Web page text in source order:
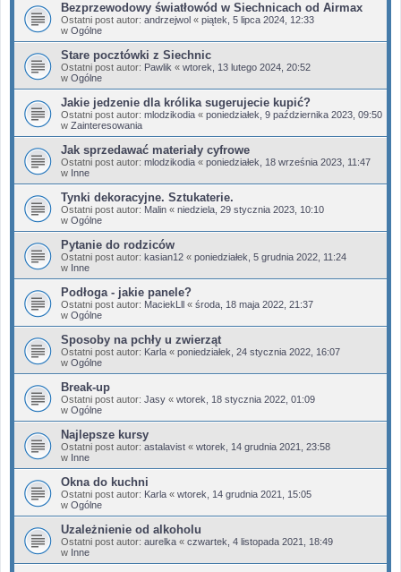
Bezprzewodowy światłowód w Siechnicach od Airmax
Ostatni post autor: andrzejwol « piątek, 5 lipca 2024, 12:33
w Ogólne
Stare pocztówki z Siechnic
Ostatni post autor: Pawlik « wtorek, 13 lutego 2024, 20:52
w Ogólne
Jakie jedzenie dla królika sugerujecie kupić?
Ostatni post autor: mlodzikodia « poniedziałek, 9 października 2023, 09:50
w Zainteresowania
Jak sprzedawać materiały cyfrowe
Ostatni post autor: mlodzikodia « poniedziałek, 18 września 2023, 11:47
w Inne
Tynki dekoracyjne. Sztukaterie.
Ostatni post autor: Malin « niedziela, 29 stycznia 2023, 10:10
w Ogólne
Pytanie do rodziców
Ostatni post autor: kasian12 « poniedziałek, 5 grudnia 2022, 11:24
w Inne
Podłoga - jakie panele?
Ostatni post autor: MaciekLll « środa, 18 maja 2022, 21:37
w Ogólne
Sposoby na pchły u zwierząt
Ostatni post autor: Karla « poniedziałek, 24 stycznia 2022, 16:07
w Ogólne
Break-up
Ostatni post autor: Jasy « wtorek, 18 stycznia 2022, 01:09
w Ogólne
Najlepsze kursy
Ostatni post autor: astalavist « wtorek, 14 grudnia 2021, 23:58
w Inne
Okna do kuchni
Ostatni post autor: Karla « wtorek, 14 grudnia 2021, 15:05
w Ogólne
Uzależnienie od alkoholu
Ostatni post autor: aurelka « czwartek, 4 listopada 2021, 18:49
w Inne